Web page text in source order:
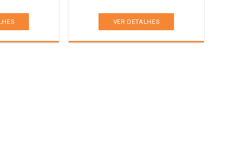
VER DETALHES